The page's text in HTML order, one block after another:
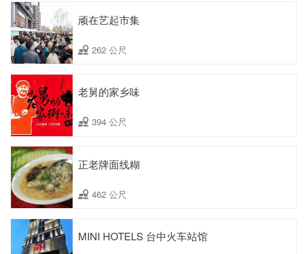
顽在艺起市集
262 公尺
老舅的家乡味
394 公尺
正老牌面线糊
462 公尺
MINI HOTELS 台中火车站馆